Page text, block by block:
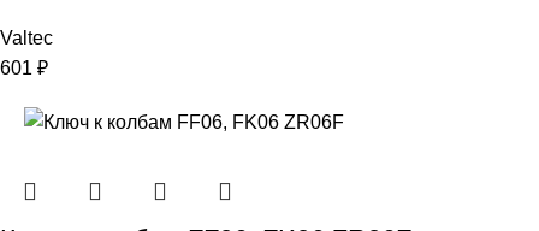
Valtec
601 ₽